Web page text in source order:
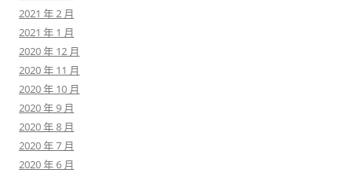
2021 年 2 月
2021 年 1 月
2020 年 12 月
2020 年 11 月
2020 年 10 月
2020 年 9 月
2020 年 8 月
2020 年 7 月
2020 年 6 月